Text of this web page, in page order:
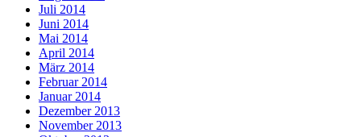
Juli 2014
Juni 2014
Mai 2014
April 2014
März 2014
Februar 2014
Januar 2014
Dezember 2013
November 2013